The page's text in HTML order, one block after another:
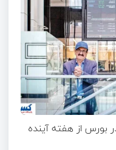
بورس از هفته آینده